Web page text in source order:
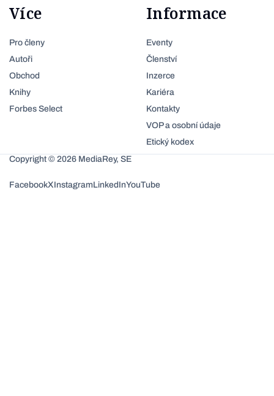
Více
Pro členy
Autoři
Obchod
Knihy
Forbes Select
Informace
Eventy
Členství
Inzerce
Kariéra
Kontakty
VOP a osobní údaje
Etický kodex
Copyright © 2026 MediaRey, SE
FacebookXInstagramLinkedInYouTube